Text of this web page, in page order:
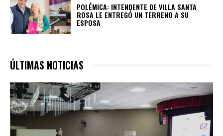
POLÉMICA: INTENDENTE DE VILLA SANTA
ROSA LE ENTREGÓ UN TERRENO A SU
ESPOSA
ÚLTIMAS NOTICIAS